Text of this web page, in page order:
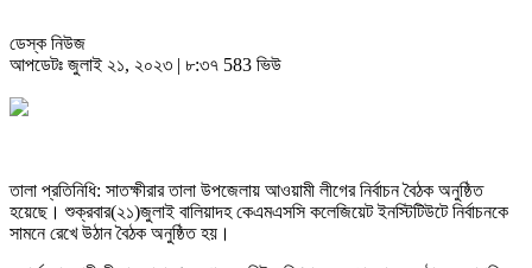
ডেস্ক নিউজ
আপডেটঃ জুলাই ২১, ২০২৩ | ৮:৩৭ 583 ভিউ
তালা প্রতিনিধি: সাতক্ষীরার তালা উপজেলায় আওয়ামী লীগের নির্বাচন বৈঠক অনুষ্ঠিত
হয়েছে। শুক্রবার(২১)জুলাই বালিয়াদহ কেএমএসসি কলেজিয়েট ইনস্টিটিউটে নির্বাচনকে
সামনে রেখে উঠান বৈঠক অনুষ্ঠিত হয়।